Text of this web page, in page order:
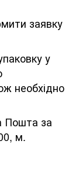
заявку
у
необхідно
Пошта за
м.